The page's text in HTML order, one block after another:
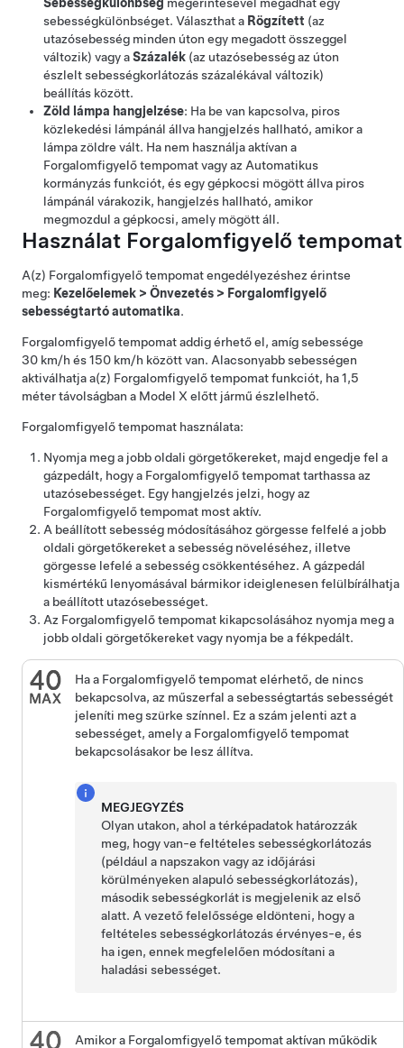
sebességkülönbséget. Választhat a Rögzített (az
utazósebesség minden úton egy megadott összeggel
változik) vagy aSzázalék (az utazósebesség az úton
észlelt sebességkorlátozás százalékával változik)
beállítás között.
Zöld lámpa hangjelzése: Ha be van kapcsolva, piros
közlekedési lámpánál állva hangjelzés hallható, amikor a
lámpa zöldre vált. Ha nem használja aktívan a
Forgalomfigyelő tempomatvagy az Automatikus
kormányzásfunkciót, és egy gépkocsi mögött állva piros
lámpánál várakozik, hangjelzés hallható, amikor
megmozdul a gépkocsi, amely mögött áll.
Használat Forgalomfigyelő tempomat
A(z) Forgalomfigyelő tempomatengedélyezéshez érintse
meg: Kezelőelemek > Önvezetés > Forgalomfigyelő
sebességtartó automatika.
Forgalomfigyelő tempomataddig érhető el, amíg sebessége
30 km/h és150 km/h között van. Alacsonyabb sebességen
aktiválhatja a(z) Forgalomfigyelő tempomatfunkciót, ha1,5
métertávolságban a Model X előtt jármű észlelhető.
Forgalomfigyelő tempomat használata:
Nyomja meg a jobb oldali görgetőkereket, majd engedje fel a
gázpedált, hogy a Forgalomfigyelő tempomattarthassa az
utazósebességet. Egy hangjelzés jelzi, hogy az
Forgalomfigyelő tempomat most aktív.
A beállított sebesség módosításához görgesse felfelé a jobb
oldali görgetőkereket a sebesség növeléséhez, illetve
görgesse lefelé a sebesség csökkentéséhez. A gázpedál
kismértékű lenyomásával bármikor ideiglenesen felülbírálhatja
a beállított utazósebességet.
Az Forgalomfigyelő tempomat kikapcsolásához nyomja meg a
jobb oldali görgetőkereketvagy nyomja be a fékpedált.
Ha a Forgalomfigyelő tempomatelérhető, de nincs
bekapcsolva, az műszerfal a sebességtartás sebességét
jeleníti meg szürke színnel. Ez a szám jelenti azt a
sebességet, amely a Forgalomfigyelő tempomat
bekapcsolásakor be lesz állítva.
MEGJEGYZÉS
Olyan utakon, ahol a térképadatok határozzák
meg, hogy van-e feltételes sebességkorlátozás
(például a napszakon vagy az időjárási
körülményeken alapuló sebességkorlátozás),
második sebességkorlát is megjelenik az első
alatt. A vezető felelőssége eldönteni, hogy a
feltételes sebességkorlátozás érvényes-e, és
ha igen, ennek megfelelően módosítani a
haladási sebességet.
Amikor a Forgalomfigyelő tempomataktívan működik